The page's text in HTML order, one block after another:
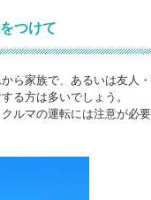
つけて
ら家族で、あるいは友人
る方は多いでしょう。
ルマの運転には注意が必